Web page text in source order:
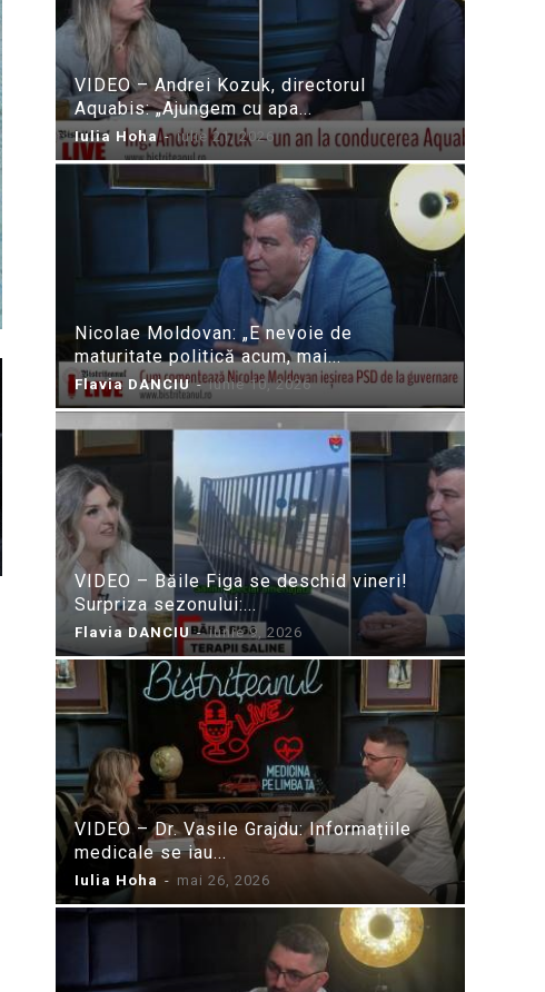
VIDEO – Andrei Kozuk, directorul
Aquabis: „Ajungem cu apa...
Iulia Hoha - iulie 21, 2026
Nicolae Moldovan: „E nevoie de
maturitate politică acum, mai...
Flavia DANCIU - iunie 10, 2026
VIDEO – Băile Figa se deschid vineri!
Surpriza sezonului:...
Flavia DANCIU - iunie 9, 2026
VIDEO – Dr. Vasile Grajdu: Informațiile
medicale se iau...
Iulia Hoha - mai 26, 2026